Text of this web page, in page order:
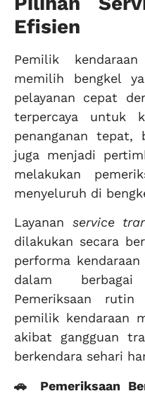
Efisien
Pemilik
memilih bengkel
pelayanan cepat
terpercaya untuk
penanganan tepat,
juga menjadi
melakukan
menyeluruh di
Layanan service
dilakukan secara
performa
dalam
Pemeriksaan
pemilik kendaraan
akibat gangguan
berkendara sehari
🚗 Pemeriksaan